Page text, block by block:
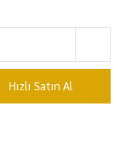
Hızlı Satın Al